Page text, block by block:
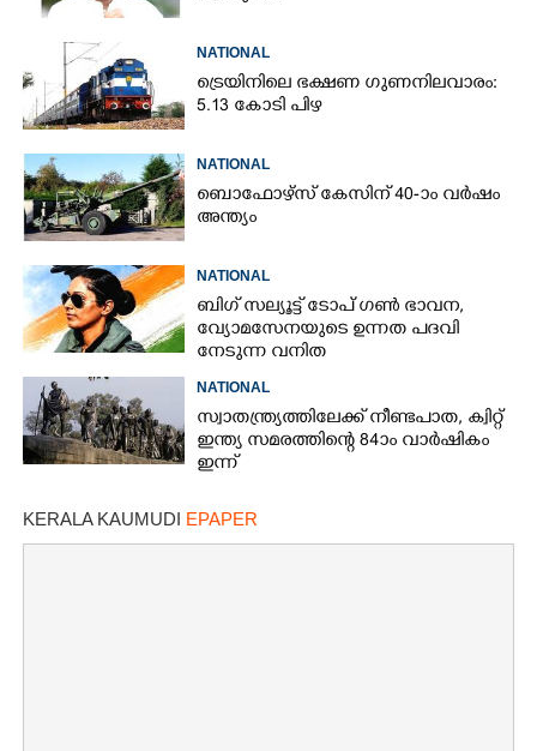
NATIONAL
ട്രെയിനിലെ ഭക്ഷണ ഗുണനിലവാരം:
5.13 കോടി പിഴ
NATIONAL
ബൊഫോഴ്സ് കേസിന് 40-ാം വ‌ർഷം
അന്ത്യം
NATIONAL
ബിഗ് സല്യൂട്ട് ടോപ് ഗൺ ഭാവന,​
വ്യോമസേനയുടെ ഉന്നത പദവി
നേടുന്ന വനിത
NATIONAL
സ്വാതന്ത്ര്യത്തിലേക്ക് നീണ്ടപാത, ക്വിറ്റ്
ഇന്ത്യ സമരത്തിന്റെ 84ാം വാർഷികം
ഇന്ന്
KERALA KAUMUDI EPAPER